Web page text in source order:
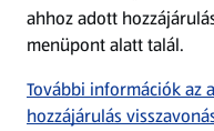
Töltsd le az ALDI
ahhoz adott
menüpont alatt talál.
További információk az
hozzájárulás